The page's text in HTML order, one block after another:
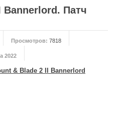
Bannerlord. Патч
Просмотров: 7818
2022
& Blade 2 II Bannerlord